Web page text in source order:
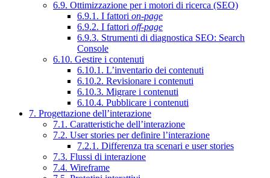
6.9. Ottimizzazione per i motori di ricerca (SEO)
6.9.1. I fattori on-page
6.9.2. I fattori off-page
6.9.3. Strumenti di diagnostica SEO: Search
Console
6.10. Gestire i contenuti
6.10.1. L’inventario dei contenuti
6.10.2. Revisionare i contenuti
6.10.3. Migrare i contenuti
6.10.4. Pubblicare i contenuti
7. Progettazione dell’interazione
7.1. Caratteristiche dell’interazione
7.2. User stories per definire l’interazione
7.2.1. Differenza tra scenari e user stories
7.3. Flussi di interazione
7.4. Wireframe